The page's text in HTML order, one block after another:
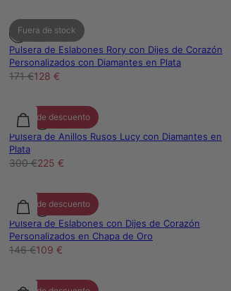
Fuera de stock
Pulsera de Eslabones Rory con Dijes de Corazón
Personalizados con Diamantes en Plata
171 €128 €
25% de descuento
Pulsera de Anillos Rusos Lucy con Diamantes en
Plata
300 €225 €
25% de descuento
Pulsera de Eslabones con Dijes de Corazón
Personalizados en Chapa de Oro
146 €109 €